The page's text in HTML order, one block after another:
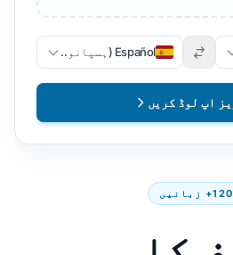
Español (ہسپانوی)
اپ لوڈ کریں